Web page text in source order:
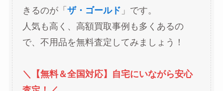
きるのが「 ザ・ゴールド 」です。
人気も高く、高額買取事例も多くあるの
で、不用品を無料査定してみましょう！
＼【無料＆全国対応】自宅にいながら安心